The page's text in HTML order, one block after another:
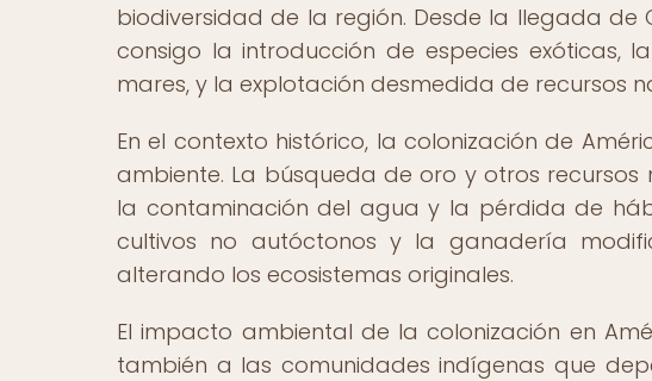
biodiversidad de la región. Desde la llegada de
consigo la introducción de especies exóticas,
mares, y la explotación desmedida de recursos
En el contexto histórico, la colonización de
ambiente. La búsqueda de oro y otros
la contaminación del agua y la pérdida de
cultivos no autóctonos y la ganadería
alterando los ecosistemas originales.
El impacto ambiental de la colonización en
también a las comunidades indígenas que